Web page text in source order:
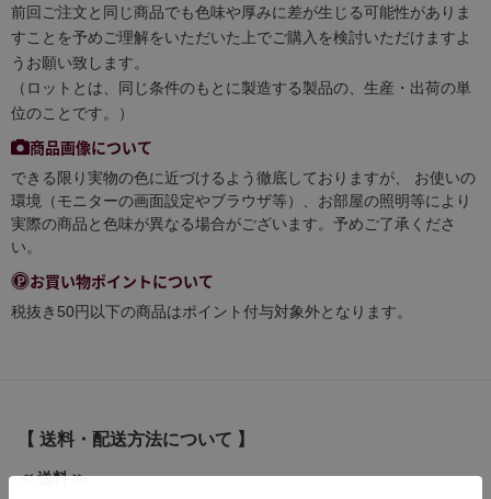
前回ご注文と同じ商品でも色味や厚みに差が生じる可能性がありま
すことを予めご理解をいただいた上でご購入を検討いただけますよ
うお願い致します。
（ロットとは、同じ条件のもとに製造する製品の、生産・出荷の単
位のことです。）
商品画像について
できる限り実物の色に近づけるよう徹底しておりますが、 お使いの
環境（モニターの画面設定やブラウザ等）、お部屋の照明等により
実際の商品と色味が異なる場合がございます。予めご了承くださ
い。
お買い物ポイントについて
税抜き50円以下の商品はポイント付与対象外となります。
【 送料・配送方法について 】
≪ 送料 ≫